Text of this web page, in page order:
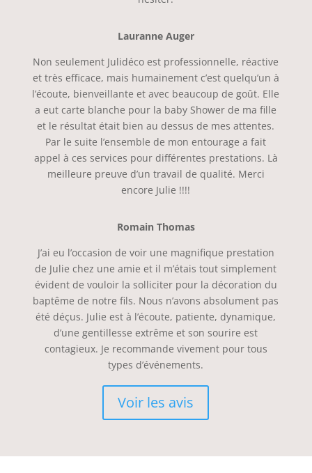
Lauranne Auger
Non seulement Julidéco est professionnelle, réactive
et très efficace, mais humainement c’est quelqu’un à
l’écoute, bienveillante et avec beaucoup de goût. Elle
a eut carte blanche pour la baby Shower de ma fille
et le résultat était bien au dessus de mes attentes.
Par le suite l’ensemble de mon entourage a fait
appel à ces services pour différentes prestations. Là
meilleure preuve d’un travail de qualité. Merci
encore Julie !!!!
Romain Thomas
J’ai eu l’occasion de voir une magnifique prestation
de Julie chez une amie et il m’étais tout simplement
évident de vouloir la solliciter pour la décoration du
baptême de notre fils. Nous n’avons absolument pas
été déçus. Julie est à l’écoute, patiente, dynamique,
d’une gentillesse extrême et son sourire est
contagieux. Je recommande vivement pour tous
types d’événements.
Voir les avis